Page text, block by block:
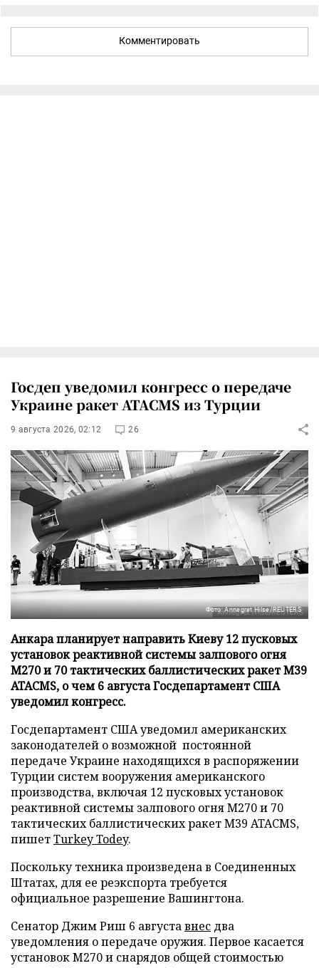
Комментировать
Госдеп уведомил конгресс о передаче
Украине ракет ATACMS из Турции
9 августа 2026, 02:12 26
Фото: Annegret Hilse/REUTERS
Анкара планирует направить Киеву 12 пусковых
установок реактивной системы залпового огня
М270 и 70 тактических баллистических ракет М39
ATACMS, о чем 6 августа Госдепартамент США
уведомил конгресс.
Госдепартамент США уведомил американских
законодателей о возможной постоянной
передаче Украине находящихся в распоряжении
Турции систем вооружения американского
производства, включая 12 пусковых установок
реактивной системы залпового огня М270 и 70
тактических баллистических ракет М39 ATACMS,
пишетTurkey Todey.
Поскольку техника произведена в Соединенных
Штатах, для ее реэкспорта требуется
официальное разрешение Вашингтона.
Сенатор Джим Риш 6 августавнес два
уведомления о передаче оружия. Первое касается
установок M270 и снарядов общей стоимостью